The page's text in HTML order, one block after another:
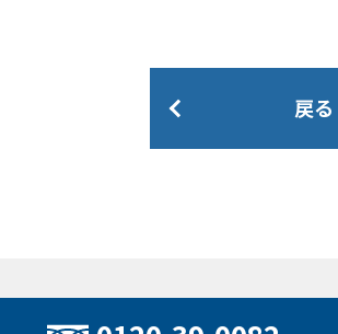
戻る